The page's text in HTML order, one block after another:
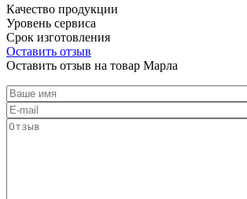
Качество продукции
Уровень сервиса
Срок изготовления
Оставить отзыв
Оставить отзыв на товар Марла